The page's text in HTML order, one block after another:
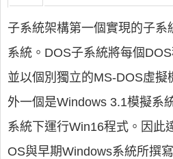
子系統架構第一個實現的子系
系統。DOS子系統將每個
並以個別獨立的MS-DOS虛擬
外一個是Windows 3.1模擬系
系統下運行Win16程式。因此
OS與早期Windows系統所撰